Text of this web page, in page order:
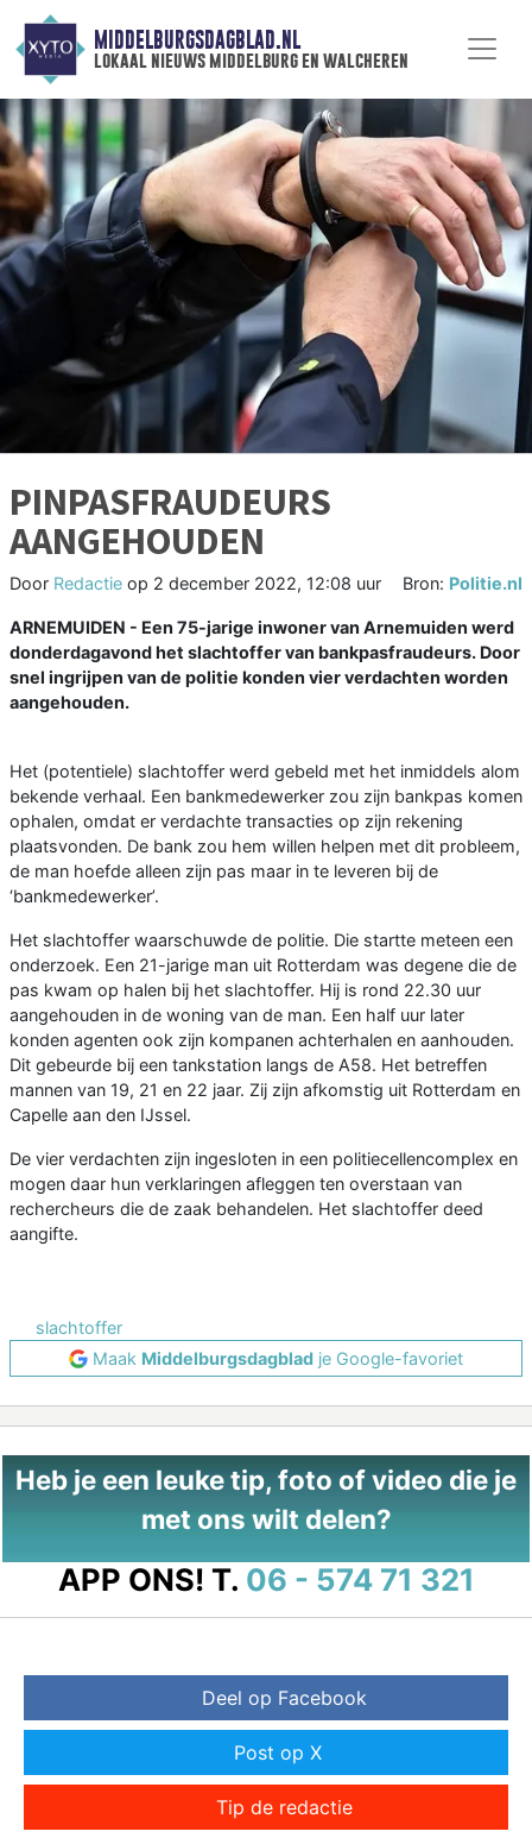
MIDDELBURGSDAGBLAD.NL
lokaal nieuws middelburg en walcheren
PINPASFRAUDEURS
AANGEHOUDEN
Door Redactie op 2 december 2022, 12:08 uur Bron: Politie.nl
ARNEMUIDEN - Een 75-jarige inwoner van Arnemuiden werd
donderdagavond het slachtoffer van bankpasfraudeurs. Door
snel ingrijpen van de politie konden vier verdachten worden
aangehouden.
Het (potentiele) slachtoffer werd gebeld met het inmiddels alom
bekende verhaal. Een bankmedewerker zou zijn bankpas komen
ophalen, omdat er verdachte transacties op zijn rekening
plaatsvonden. De bank zou hem willen helpen met dit probleem,
de man hoefde alleen zijn pas maar in te leveren bij de
‘bankmedewerker’.
Het slachtoffer waarschuwde de politie. Die startte meteen een
onderzoek. Een 21-jarige man uit Rotterdam was degene die de
pas kwam op halen bij het slachtoffer. Hij is rond 22.30 uur
aangehouden in de woning van de man. Een half uur later
konden agenten ook zijn kompanen achterhalen en aanhouden.
Dit gebeurde bij een tankstation langs de A58. Het betreffen
mannen van 19, 21 en 22 jaar. Zij zijn afkomstig uit Rotterdam en
Capelle aan den IJssel.
De vier verdachten zijn ingesloten in een politiecellencomplex en
mogen daar hun verklaringen afleggen ten overstaan van
rechercheurs die de zaak behandelen. Het slachtoffer deed
aangifte.
slachtoffer
Maak Middelburgsdagblad je Google-favoriet
Heb je een leuke tip, foto of video die je
met ons wilt delen?
APP ONS! T. 06 - 574 71 321
Deel op Facebook
Post op X
Tip de redactie